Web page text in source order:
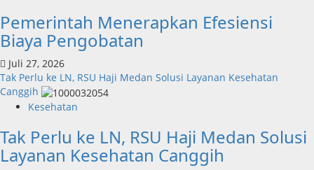
Pemerintah Menerapkan Efesiensi
Biaya Pengobatan
Juli 27, 2026
Tak Perlu ke LN, RSU Haji Medan Solusi Layanan Kesehatan
Canggih
Kesehatan
Tak Perlu ke LN, RSU Haji Medan Solusi
Layanan Kesehatan Canggih